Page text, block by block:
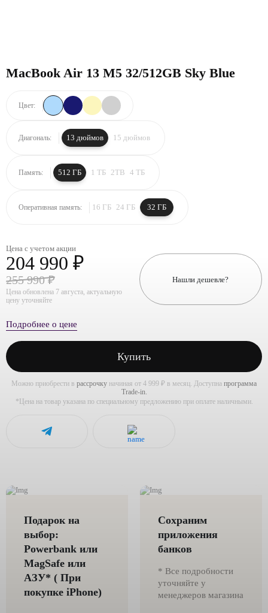
MacBook Air 13 M5 32/512GB Sky Blue
Цвет:
Диагональ: 13 дюймов 15 дюймов
Память: 512 ГБ 1 ТБ 2TB 4 ТБ
Оперативная память: 16 ГБ 24 ГБ 32 ГБ
Цена с учетом акции
204 990 ₽
255 990 ₽
Цена обновлена 7 августа, актуальную
цену уточняйте
Нашли дешевле?
Подробнее о цене
Купить
Можно приобрести в рассрочку начиная от 4 999 ₽ в месяц. Доступна программа
Trade-in.
*Цена на товар указана по специальному предложению при оплате наличными.
Подарок на
выбор:
Powerbank или
MagSafe или
AЗУ* ( При
покупке iPhone)
Сохраним
приложения
банков
* Все подробности
уточняйте у
менеджеров магазина